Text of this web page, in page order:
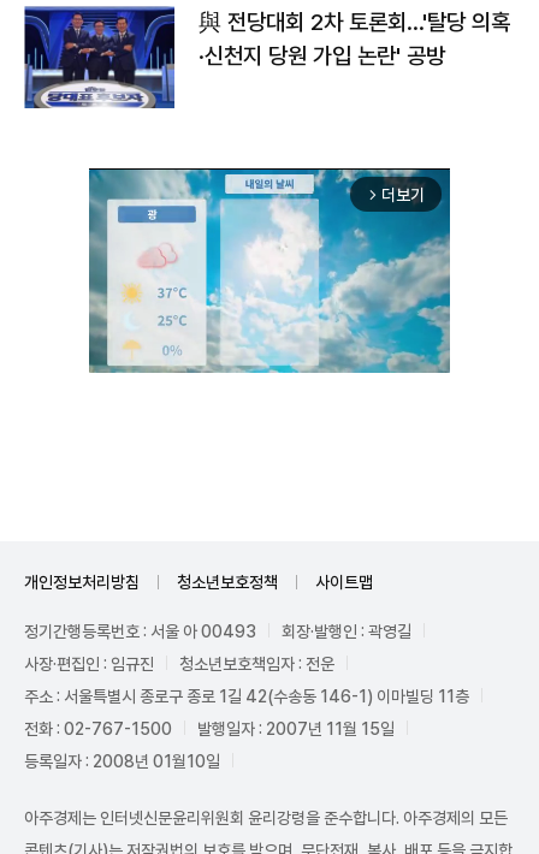
與 전당대회 2차 토론회…'탈당 의혹
·신천지 당원 가입 논란' 공방
arrow_forward_ios 더보기
개인정보처리방침 청소년보호정책 사이트맵
정기간행등록번호 : 서울 아 00493
회장·발행인 : 곽영길
사장·편집인 : 임규진
청소년보호책임자 : 전운
주소 : 서울특별시 종로구 종로 1길 42(수송동 146-1) 이마빌딩 11층
전화 : 02-767-1500
발행일자 : 2007년 11월 15일
등록일자 : 2008년 01월10일
아주경제는 인터넷신문윤리위원회 윤리강령을 준수합니다. 아주경제의 모든